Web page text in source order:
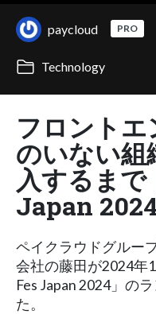
paycloud PRO
Technology
フロント
のいない
入するま
Japan
ペイクラウドグルー
会社の藤田が2024年
Fes Japan 2024」の
た。